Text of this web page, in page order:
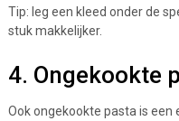
Tip: leg een kleed onder de
stuk makkelijker.
4. Ongekookte
Ook ongekookte pasta is een